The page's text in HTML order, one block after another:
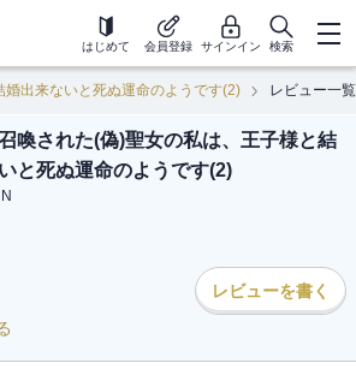
はじめて 会員登録 サインイン 検索
出来ないと死ぬ運命のようです(2) レビュー一覧
喚された(偽)聖女の私は、王子様と結
と死ぬ運命のようです(2)
レビューを書く